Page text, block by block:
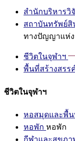
สำนักบริหารวิ
สถาบันทรัพย์
ทางปัญญาแห่ง
ชีวิตในจุฬาฯ
พื้นที่สร้างสรร
ชีวิตในจุฬาฯ
หอสมุดและพื้น
หอพัก หอพัก
กีฬาและสุขภ